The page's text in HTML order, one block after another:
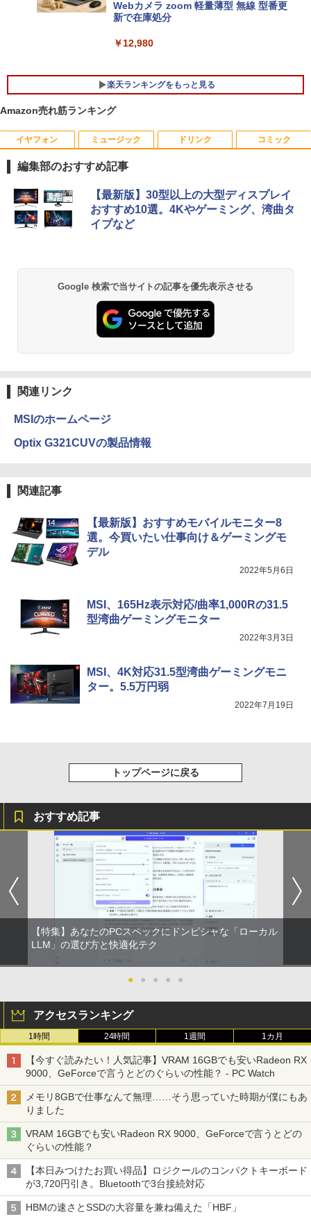
Webカメラ zoom 軽量薄型 無線 型番更
新で在庫処分
￥12,980
楽天ランキングをもっと見る
1
富士通 Fujitsu 液晶モニター VL-17CST
17インチ スクエア ホワイト LCD LEDバ
ックライト SXGA 1280×1024 TNパネル
プレイ 【中古】
￥2,750
2
【超特価】厳選大手メーカー 液晶モニタ
ー シークレット 19インチワイド ノング
レア VGA DELL NEC 等 液晶ディスプレ
イ【中古】
￥3,100
SBType-C/標準HDMI対応【選べる種
類】タッチ/ケース付き/4Kタイプ
4
アースドリームス 厳選おまかせモニター
21.5型〜27型ワイド 【HDMI対応 / FULL
witch PS4 PS5対応 【整備済み中古品】
￥6,470
スプレイ VESA対応 コスパ デュアルモニ
ター サブモニター ゲーミングモニター
ートワーク IPS mini pc ミニPC 多デバ
1
ちいかわ なんか小さくてかわいいやつ
（1） （ワイドKC） [ ナガノ ]
￥4,345
ミックス） [ 大森 藤ノ ]
4
ちいかわ なんか小さくてかわいいやつ
（2） （ワイドKC） [ ナガノ ]
バムとケロのデイブック Bam and Ker
Amazon売れ筋ランキング
イヤフォン
Anker Soundcore P40i オフホワイト
￥7,990
￥5,990
【2026年アップグレード版】AOKIMI ワイヤ
学/WEB会議(ホワイト)
￥1,964
レスイヤホン Bluetooth 5.4 ノイズキャンセ
リング ANC 36時間再生
ミュージック
BRUCE WAYNE feat. Flo Milli, ATL Jacob
[Explicit]
￥250
[Explicit]
￥250
On My Road (Stadium ver.)
On My Road (Stadium ver.)
ドリンク
【Amazon.co.jp限定】 い・ろ・は・す 2L P
ET ラベルレス ×8本
￥1,112
富士山の天然水 バナジウム含有 水 ミネラル
ウォーター ペットボトル 静岡県産 500ミリリ
ットル (Smart Basic)
￥1,380
コカ・コーラ やかんの麦茶 from 爽健美茶 ラ
コミック
薬屋のひとりごと 17巻 (デジタル版ビッグガ
ンガンコミックス)
￥770
エース)
￥832
HUNTER×HUNTER モノクロ版 39 (ジャンプ
スーパーの裏でヤニ吸うふたり 9巻 (デジタル
版ビッグガンガンコミックス)
編集部のおすすめ記事
【最新版】30型以上の大型ディスプレイ
おすすめ10選。4Kやゲーミング、湾曲タ
イプなど
Google 検索で当サイトの記事を優先表示させる
関連リンク
MSIのホームページ
Optix G321CUVの製品情報
関連記事
【最新版】おすすめモバイルモニター8
選。今買いたい仕事向け＆ゲーミングモ
デル
2022年5月6日
MSI、165Hz表示対応/曲率1,000Rの31.5
型湾曲ゲーミングモニター
2022年3月3日
MSI、4K対応31.5型湾曲ゲーミングモニ
ター。5.5万円弱
2022年7月19日
トップページに戻る
おすすめ記事
【特集】あなたのPCスペックにドンピシャな「ローカル
LLM」の選び方と快適化テク
● ● ● ● ●
アクセスランキング
1時間 24時間 1週間 1カ月
【今すぐ読みたい！人気記事】VRAM 16GBでも安いRadeon RX
9000、GeForceで言うとどのぐらいの性能？ - PC Watch
メモリ8GBで仕事なんて無理……そう思っていた時期が僕にもあ
りました
VRAM 16GBでも安いRadeon RX 9000、GeForceで言うとどの
ぐらいの性能？
【本日みつけたお買い得品】ロジクールのコンパクトキーボード
が3,720円引き。Bluetoothで3台接続対応
HBMの速さとSSDの大容量を兼ね備えた「HBF」